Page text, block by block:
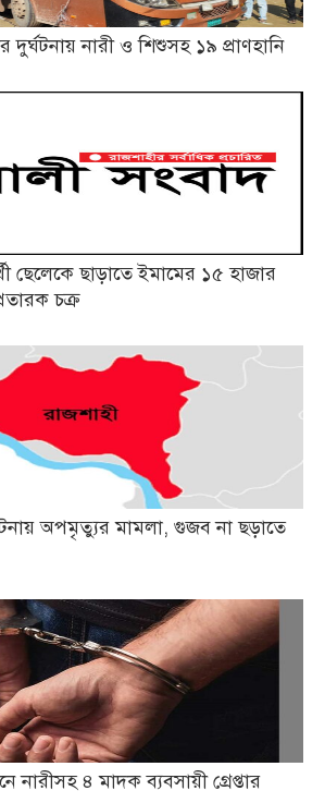
দুর্ঘটনায় নারী ও শিশুসহ ১৯ প্রাণহানি
ছেলেকে ছাড়াতে ইমামের ১৫ হাজার
চক্র
অপমৃত্যুর মামলা, গুজব না ছড়াতে
৪ মাদক ব্যবসায়ী গ্রেপ্তার